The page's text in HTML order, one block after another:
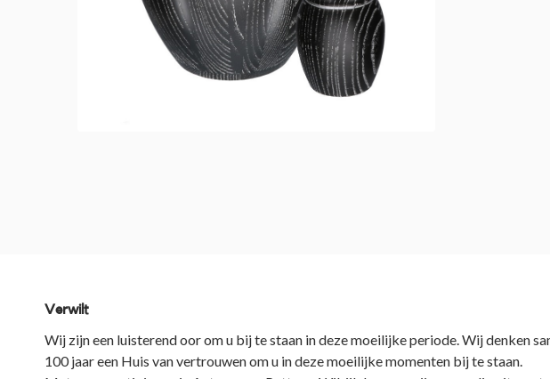
Verwilt
Wij zijn een luisterend oor om u bij te staan in deze moeilijke periode. Wij denken
100 jaar een Huis van vertrouwen om u in deze moeilijke momenten bij te staan.